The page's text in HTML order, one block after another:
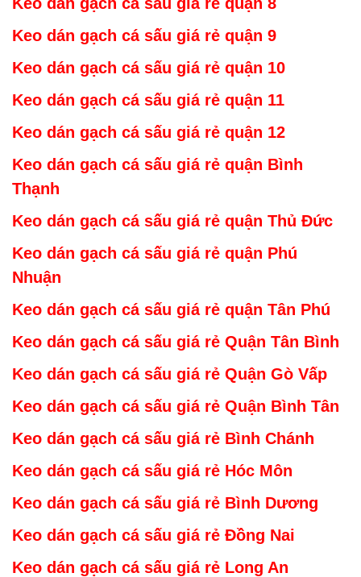
Keo dán gạch cá sấu giá rẻ quận 9
Keo dán gạch cá sấu giá rẻ quận 10
Keo dán gạch cá sấu giá rẻ quận 11
Keo dán gạch cá sấu giá rẻ quận 12
Keo dán gạch cá sấu giá rẻ quận Bình
Thạnh
Keo dán gạch cá sấu giá rẻ quận Thủ Đức
Keo dán gạch cá sấu giá rẻ quận Phú
Nhuận
Keo dán gạch cá sấu giá rẻ quận Tân Phú
Keo dán gạch cá sấu giá rẻ Quận Tân Bình
Keo dán gạch cá sấu giá rẻ Quận Gò Vấp
Keo dán gạch cá sấu giá rẻ Quận Bình Tân
Keo dán gạch cá sấu giá rẻ Bình Chánh
Keo dán gạch cá sấu giá rẻ Hóc Môn
Keo dán gạch cá sấu giá rẻ Bình Dương
Keo dán gạch cá sấu giá rẻ Đồng Nai
Keo dán gạch cá sấu giá rẻ Long An